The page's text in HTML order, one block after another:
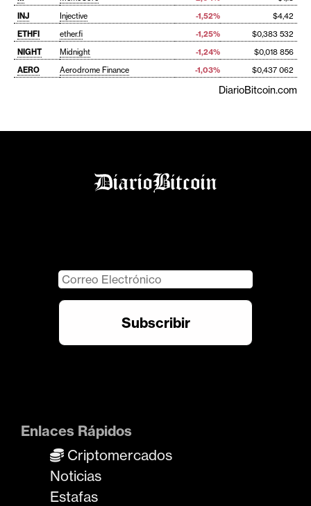
INJ
Injective -1,52%
$4,42
ETHFI
ether.fi -1,25%
$0,383 532
NIGHT
Midnight -1,24%
$0,018 856
AERO
Aerodrome Finance -1,03% $0,437 062
DiarioBitcoin.com
Enlaces Rápidos
Criptomercados
Noticias
Estafas